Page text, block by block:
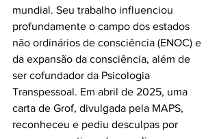
mundial. Seu trabalho influenciou
profundamente o campo dos estados
não ordinários de consciência (ENOC) e
da expansão da consciência, além de
ser cofundador da Psicologia
Transpessoal. Em abril de 2025, uma
carta de Grof, divulgada pela MAPS,
reconheceu e pediu desculpas por